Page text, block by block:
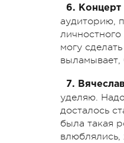
6. Концерт
аудиторию,
могу
выламывает,
7.
уделяю.
досталось
была такая